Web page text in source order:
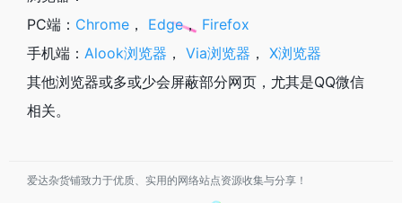
PC端： Chrome ， Edge， Firefox
手机端： Alook浏览器 ， Via浏览器 ， X浏览器
其他浏览器或多或少会屏蔽部分网页，尤其是QQ微信
相关。
爱达杂货铺致力于优质、实用的网络站点资源收集与分享！